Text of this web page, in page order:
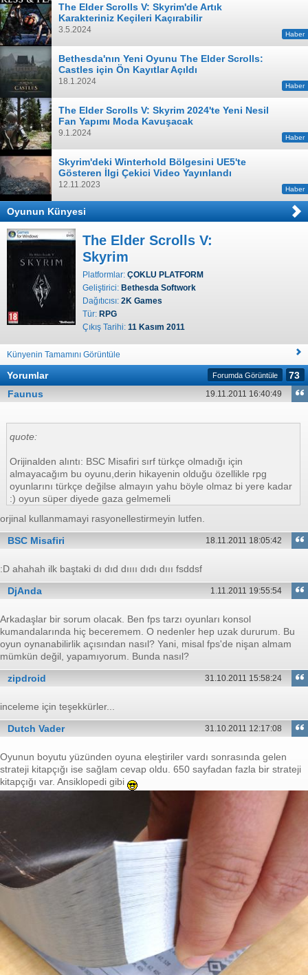
The Elder Scrolls V: Skyrim'de Artık
Karakteriniz Keçileri Kaçırabilir
3.5.2024 Haber
Bethesda'nın Yeni Oyunu The Elder Scrolls:
Castles için Ön Kayıtlar Açıldı
18.1.2024 Haber
The Elder Scrolls V: Skyrim 2024'te Yeni Nesil
Fan Yapımı Moda Kavuşacak
9.1.2024 Haber
Skyrim'deki Winterhold Bölgesini UE5'te
Gösteren İlgi Çekici Video Yayınlandı
12.11.2023 Haber
Oyunun Künyesi
The Elder Scrolls V:
Skyrim
Platformlar: ÇOKLU PLATFORM
Geliştirici: Bethesda Softwork
Dağıtıcısı: 2K Games
Tür: RPG
Çıkış Tarihi: 11 Kasım 2011
Künyenin Tamamını Görüntüle
Yorumlar 73
Forumda Görüntüle
Faunus 19.11.2011 16:40:49
quote:
Orijinalden alıntı: BSC Misafiri sırf türkçe olmadığı için
almayacağım bu oyunu,derin hikayenin olduğu özellikle rpg
oyunlarını türkçe değilse almayın yahu böyle olmaz bi yere kadar
:) oyun süper diyede gaza gelmemeli
orjinal kullanmamayi rasyonellestirmeyin lutfen.
BSC Misafiri
18.11.2011 18:05:42
:D ahahah ilk baştaki dı dıd dıııı dıdı dııı fsddsf
DjAnda
1.11.2011 19:55:54
Arkadaşlar bir sorum olacak. Ben fps tarzı oyunları konsol
kumandalarında hiç beceremem. O nedenler hep uzak dururum. Bu
oyun oynanabilirlik açısından nasıl? Yani, misal fps'de nişan almam
mümkün değil, yapamıyorum. Bunda nasıl?
zipdroid
31.10.2011 15:58:24
inceleme için teşekkürler...
Dutch Vader
31.10.2011 12:17:08
Oyunun boyutu yüzünden oyuna eleştiriler vardı sonrasında gelen
strateji kitapçığı ise sağlam cevap oldu. 650 sayfadan fazla bir strateji
kitapçığı var. Ansiklopedi gibi